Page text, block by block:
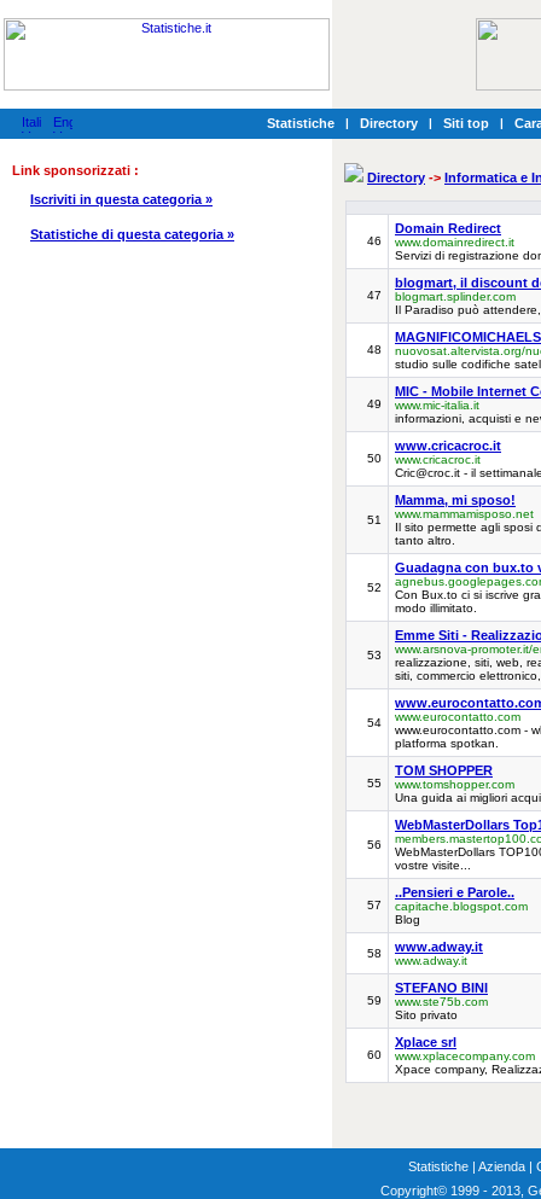
Statistiche | Directory | Siti top |
Link sponsorizzati :
Iscriviti in questa categoria »
Statistiche di questa categoria »
Directory -> Informatica e
46
Domain Redirect
www.domainredirect.it
Servizi di registrazione
47
blogmart, il discount
blogmart.splinder.com
Il Paradiso può
48
nuovosat.altervista.org/
studio sulle codifiche
49
MIC - Mobile Internet
www.mic-italia.it
informazioni, acquisti e
50
www.cricacroc.it
www.cricacroc.it
Cric@croc.it - il
51
Mamma, mi sposo!
www.mammamisposo.net
Il sito permette agli sposi
tanto altro.
52
Guadagna con bux.to
Con Bux.to ci si iscrive
modo illimitato.
53
Emme Siti -
www.arsnova-promoter.it/
realizzazione, siti, web,
siti, commercio
54
www.eurocontatto.com
www.eurocontatto.com -
platforma spotkan.
55
TOM SHOPPER
www.tomshopper.com
Una guida ai migliori
56
WebMasterDollars
WebMasterDollars
vostre visite...
57
..Pensieri e Parole..
capitache.blogspot.com
Blog
58 www.adway.it
www.adway.it
59
STEFANO BINI
www.ste75b.com
Sito privato
60
Xplace srl
www.xplacecompany.com
Xpace company,
Statistiche | Azienda |
Copyright© 1999 - 2013,